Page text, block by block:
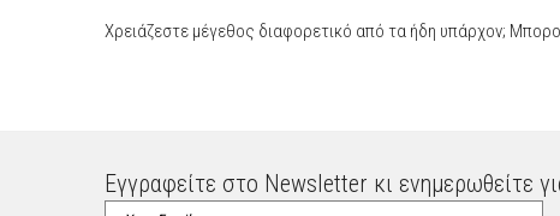
Χρειάζεστε μέγεθος διαφορετικό από τα ήδη υπάρχον;
Εγγραφείτε στο Newsletter κι ενημερωθείτε